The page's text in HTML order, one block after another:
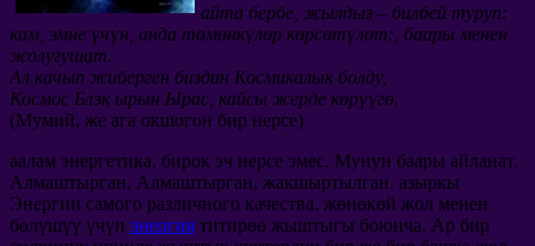
айта бербе, жылдыз – билбей туруп:
ким, эмне үчүн, анда төмөнкүлөр көрсөтүлөт:, баары менен
жолугушат.
Ал качып жиберген биздин Космикалык болду,
Космос Блэк ырын Ырас, кайсы жерде көрүүгө.
(Мумий, же ага окшогон бир нерсе)
аалам энергетика, бирок эч нерсе эмес. Мунун баары айланат,
Алмаштырган, Алмаштырган, жакшыртылган. азыркы
Энергии самого различного качества. жөнөкөй жол менен
бөлүшүү үчүн энергия титирөө жыштыгы боюнча. Ар бир